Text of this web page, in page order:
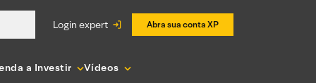
login expert Abra sua conta XP
a Investir Vídeos